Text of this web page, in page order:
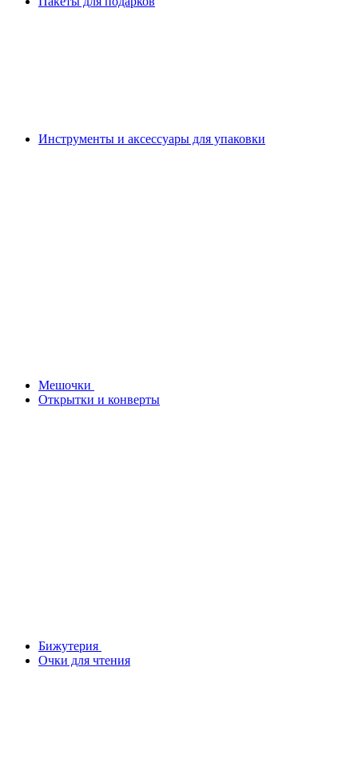
Инструменты и аксессуары для упаковки
Мешочки
Открытки и конверты
Бижутерия
Очки для чтения